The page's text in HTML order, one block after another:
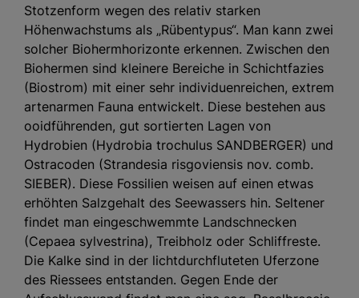
Stotzenform wegen des relativ starken
Höhenwachstums als „Rübentypus“. Man kann zwei
solcher Biohermhorizonte erkennen. Zwischen den
Biohermen sind kleinere Bereiche in Schichtfazies
(Biostrom) mit einer sehr individuenreichen, extrem
artenarmen Fauna entwickelt. Diese bestehen aus
ooidführenden, gut sortierten Lagen von
Hydrobien (Hydrobia trochulus SANDBERGER) und
Ostracoden (Strandesia risgoviensis nov. comb.
SIEBER). Diese Fossilien weisen auf einen etwas
erhöhten Salzgehalt des Seewassers hin. Seltener
findet man eingeschwemmte Landschnecken
(Cepaea sylvestrina), Treibholz oder Schliffreste.
Die Kalke sind in der lichtdurchfluteten Uferzone
des Riessees entstanden. Gegen Ende der